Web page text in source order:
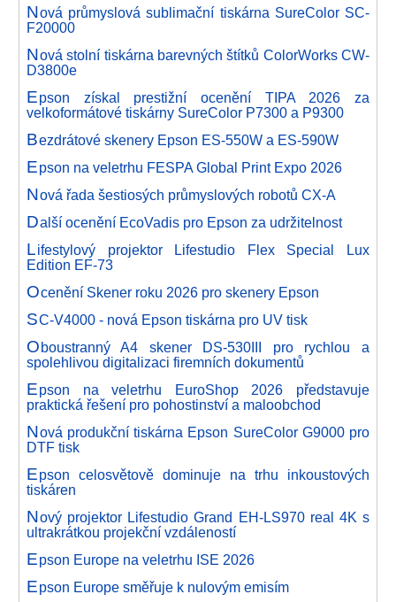
Nová průmyslová sublimační tiskárna SureColor SC-
F20000
Nová stolní tiskárna barevných štítků ColorWorks CW-
D3800e
Epson získal prestižní ocenění TIPA 2026 za
velkoformátové tiskárny SureColor P7300 a P9300
Bezdrátové skenery Epson ES-550W a ES-590W
Epson na veletrhu FESPA Global Print Expo 2026
Nová řada šestiosých průmyslových robotů CX-A
Další ocenění EcoVadis pro Epson za udržitelnost
Lifestylový projektor Lifestudio Flex Special Lux
Edition EF-73
Ocenění Skener roku 2026 pro skenery Epson
SC-V4000 - nová Epson tiskárna pro UV tisk
Oboustranný A4 skener DS-530III pro rychlou a
spolehlivou digitalizaci firemních dokumentů
Epson na veletrhu EuroShop 2026 představuje
praktická řešení pro pohostinství a maloobchod
Nová produkční tiskárna Epson SureColor G9000 pro
DTF tisk
Epson celosvětově dominuje na trhu inkoustových
tiskáren
Nový projektor Lifestudio Grand EH-LS970 real 4K s
ultrakrátkou projekční vzdáleností
Epson Europe na veletrhu ISE 2026
Epson Europe směřuje k nulovým emisím